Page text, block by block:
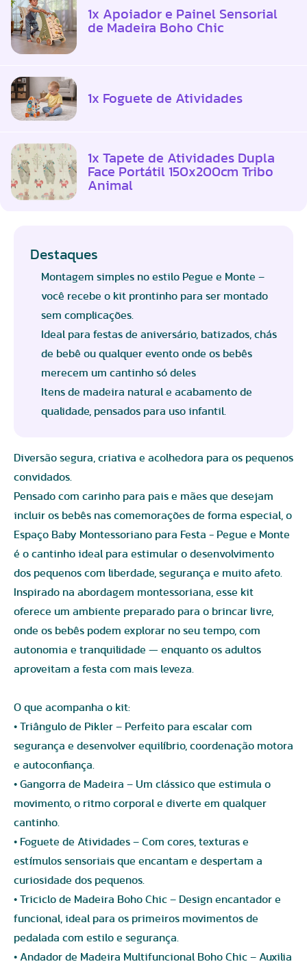
1x Apoiador e Painel Sensorial
de Madeira Boho Chic
1x Foguete de Atividades
1x Tapete de Atividades Dupla
Face Portátil 150x200cm Tribo
Animal
Destaques
Montagem simples no estilo Pegue e Monte –
você recebe o kit prontinho para ser montado
sem complicações.
Ideal para festas de aniversário, batizados, chás
de bebê ou qualquer evento onde os bebês
merecem um cantinho só deles
Itens de madeira natural e acabamento de
qualidade, pensados para uso infantil.
Diversão segura, criativa e acolhedora para os pequenos
convidados.
Pensado com carinho para pais e mães que desejam
incluir os bebês nas comemorações de forma especial, o
Espaço Baby Montessoriano para Festa - Pegue e Monte
é o cantinho ideal para estimular o desenvolvimento
dos pequenos com liberdade, segurança e muito afeto.
Inspirado na abordagem montessoriana, esse kit
oferece um ambiente preparado para o brincar livre,
onde os bebês podem explorar no seu tempo, com
autonomia e tranquilidade — enquanto os adultos
aproveitam a festa com mais leveza.
O que acompanha o kit:
• Triângulo de Pikler – Perfeito para escalar com
segurança e desenvolver equilíbrio, coordenação motora
e autoconfiança.
• Gangorra de Madeira – Um clássico que estimula o
movimento, o ritmo corporal e diverte em qualquer
cantinho.
• Foguete de Atividades – Com cores, texturas e
estímulos sensoriais que encantam e despertam a
curiosidade dos pequenos.
• Triciclo de Madeira Boho Chic – Design encantador e
funcional, ideal para os primeiros movimentos de
pedalada com estilo e segurança.
• Andador de Madeira Multifuncional Boho Chic – Auxilia